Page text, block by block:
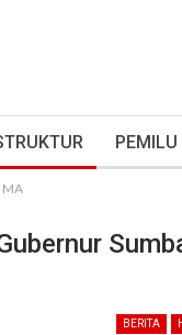
PEMILU
MA
BERITA